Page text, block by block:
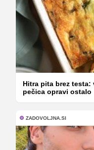
Hitra pita brez testa:
pečica opravi ostalo
ZADOVOLJNA.SI